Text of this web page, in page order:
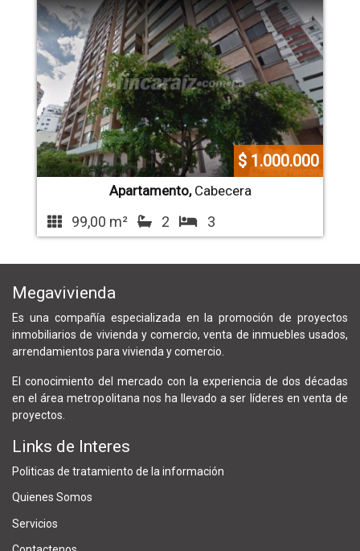
$ 1.000.000
Apartamento,Cabecera
99,00 m² 2 3
Megavivienda
Es una compañía especializada en la promoción de proyectos
inmobiliarios de vivienda y comercio, venta de inmuebles usados,
arrendamientos para vivienda y comercio.
El conocimiento del mercado con la experiencia de dos décadas
en el área metropolitana nos ha llevado a ser líderes en venta de
proyectos.
Links de Interes
Politicas de tratamiento de la información
Quienes Somos
Servicios